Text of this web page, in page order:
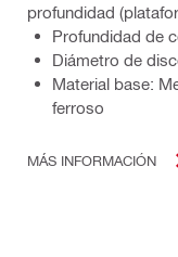
profundidad
Profundidad de
Diámetro de
Material base:
ferroso
MÁS INFORMACIÓN